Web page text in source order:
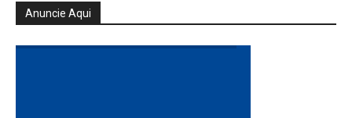
Anuncie Aqui